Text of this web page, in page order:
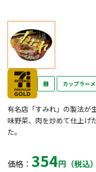
麺 カップラー
有名店「すみれ」の製法が
味野菜、肉を炒めて仕上げ
た。
価格： 354円（税込）